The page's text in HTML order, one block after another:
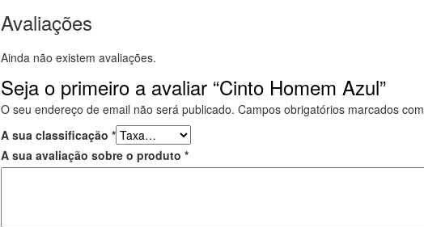
Avaliações
Ainda não existem avaliações.
Seja o primeiro a avaliar “Cinto Homem Azul”
O seu endereço de email não será publicado. Campos obrigatórios marcados com
A sua classificação *
A sua avaliação sobre o produto *